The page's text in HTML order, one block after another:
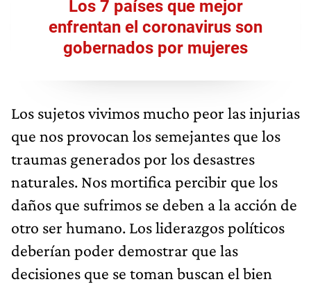
Los 7 países que mejor
enfrentan el coronavirus son
gobernados por mujeres
Los sujetos vivimos mucho peor las injurias
que nos provocan los semejantes que los
traumas generados por los desastres
naturales. Nos mortifica percibir que los
daños que sufrimos se deben a la acción de
otro ser humano. Los liderazgos políticos
deberían poder demostrar que las
decisiones que se toman buscan el bien